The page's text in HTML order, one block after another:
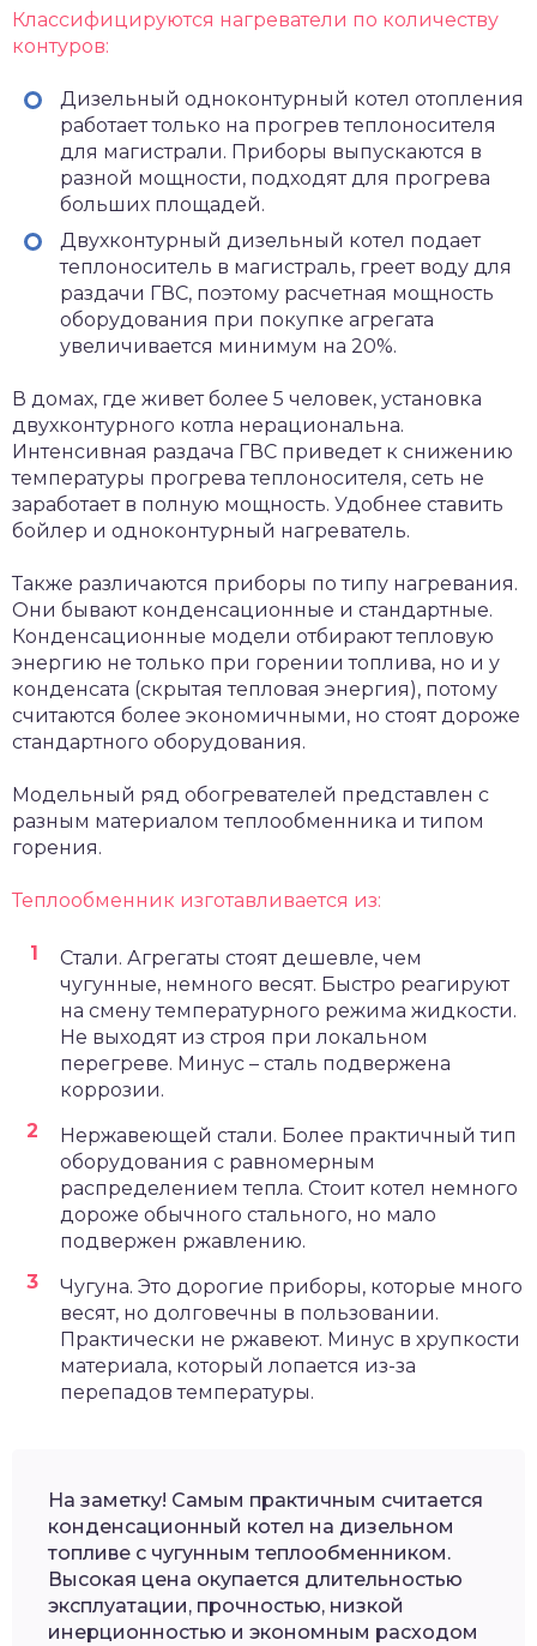
Классифицируются нагреватели по количеству
контуров:
Дизельный одноконтурный котел отопления
работает только на прогрев теплоносителя
для магистрали. Приборы выпускаются в
разной мощности, подходят для прогрева
больших площадей.
Двухконтурный дизельный котел подает
теплоноситель в магистраль, греет воду для
раздачи ГВС, поэтому расчетная мощность
оборудования при покупке агрегата
увеличивается минимум на 20%.
В домах, где живет более 5 человек, установка
двухконтурного котла нерациональна.
Интенсивная раздача ГВС приведет к снижению
температуры прогрева теплоносителя, сеть не
заработает в полную мощность. Удобнее ставить
бойлер и одноконтурный нагреватель.
Также различаются приборы по типу нагревания.
Они бывают конденсационные и стандартные.
Конденсационные модели отбирают тепловую
энергию не только при горении топлива, но и у
конденсата (скрытая тепловая энергия), потому
считаются более экономичными, но стоят дороже
стандартного оборудования.
Модельный ряд обогревателей представлен с
разным материалом теплообменника и типом
горения.
Теплообменник изготавливается из:
Стали. Агрегаты стоят дешевле, чем
чугунные, немного весят. Быстро реагируют
на смену температурного режима жидкости.
Не выходят из строя при локальном
перегреве. Минус – сталь подвержена
коррозии.
Нержавеющей стали. Более практичный тип
оборудования с равномерным
распределением тепла. Стоит котел немного
дороже обычного стального, но мало
подвержен ржавлению.
Чугуна. Это дорогие приборы, которые много
весят, но долговечны в пользовании.
Практически не ржавеют. Минус в хрупкости
материала, который лопается из-за
перепадов температуры.
На заметку! Самым практичным считается
конденсационный котел на дизельном
топливе с чугунным теплообменником.
Высокая цена окупается длительностью
эксплуатации, прочностью, низкой
инерционностью и экономным расходом